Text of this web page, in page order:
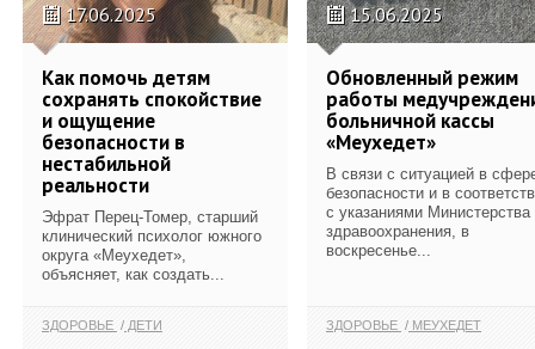
17.06.2025
Как помочь детям
сохранять спокойствие
и ощущение
безопасности в
нестабильной
реальности
Эфрат Перец-Томер, старший
клинический психолог южного
округа «Меухедет»,
объясняет, как создать...
ЗДОРОВЬЕ ДЕТИ
15.06.2025
Обновленный режим
работы
больничной кассы
«Меухедет»
В связи с ситуацией в
безопасности и в
с указаниями Министерства
здравоохранения, в
воскресенье...
ЗДОРОВЬЕ МЕУХЕДЕТ